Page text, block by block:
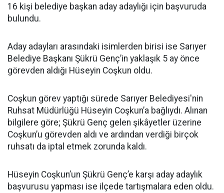
16 kişi belediye başkan aday adaylığı için başvuruda
bulundu.
Aday adayları arasındaki isimlerden birisi ise Sarıyer
Belediye Başkanı Şükrü Genç’in yaklaşık 5 ay önce
görevden aldığı Hüseyin Coşkun oldu.
Coşkun görev yaptığı sürede Sarıyer Belediyesi'nin
Ruhsat Müdürlüğü Hüseyin Coşkun’a bağlıydı. Alınan
bilgilere göre; Şükrü Genç gelen şikâyetler üzerine
Coşkun’u görevden aldı ve ardından verdiği birçok
ruhsatı da iptal etmek zorunda kaldı.
Hüseyin Coşkun’un Şükrü Genç’e karşı aday adaylık
başvurusu yapması ise ilçede tartışmalara eden oldu.